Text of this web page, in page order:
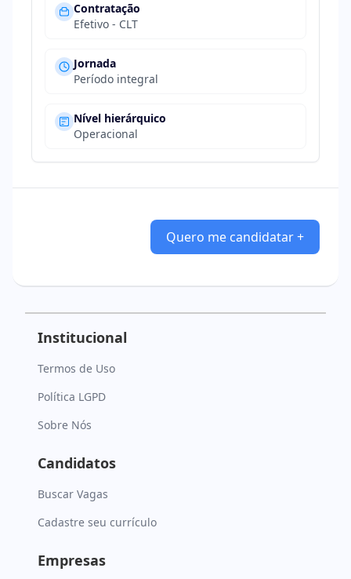
Contratação
Efetivo - CLT
Jornada
Período integral
Nível hierárquico
Operacional
Quero me candidatar +
Institucional
Termos de Uso
Política LGPD
Sobre Nós
Candidatos
Buscar Vagas
Cadastre seu currículo
Empresas